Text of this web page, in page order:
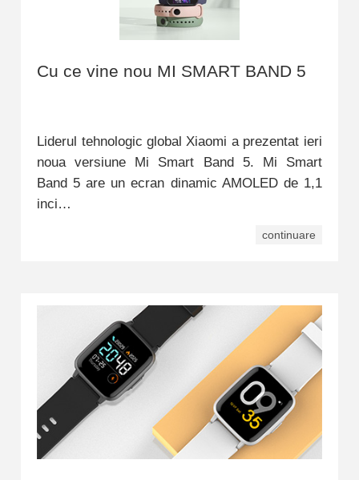
Cu ce vine nou MI SMART BAND 5
Liderul tehnologic global Xiaomi a prezentat ieri
noua versiune Mi Smart Band 5. Mi Smart
Band 5 are un ecran dinamic AMOLED de 1,1
inci…
continuare